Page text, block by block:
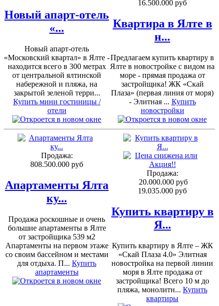
Новый апарт-отель
«...
Новый апарт-отель
«Московский квартал» в Ялте -
находится всего в 300 метрах
от центральной ялтинской
набережной и пляжа, на
закрытой зеленой терри...
Купить мини гостиницы /
отели
16.500.000 руб
Квартира в Ялте в
н...
Предлагаем купить квартиру в
Ялте в новостройке с видом на
море - прямая продажа от
застройщика! ЖК «Скай
Плаза» (первая линия от моря)
- Элитная ... Купить
новостройки
Продажа:
808.500.000 руб
Апартаменты Ялта
ку...
Продажа роскошные и очень
большие апартаменты в Ялте
от застройщика 539 м2
Апартаменты на первом этаже
со своим бассейном и местами
для отдыха. П... Купить
апартаменты
Продажа:
20.000.000 руб
19.035.000 руб
Купить квартиру в
Я...
Купить квартиру в Ялте – ЖК
«Скай Плаза 4.0» Элитная
новостройка на первой линии
моря в Ялте продажа от
застройщика! Всего 10 м до
пляжа, монолитн... Купить
квартиры